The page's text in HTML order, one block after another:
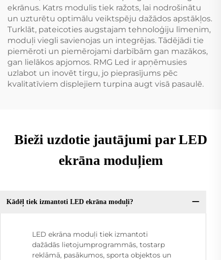
ekrānus. Katrs modulis tiek ražots, lai nodrošinātu
un uzturētu optimālu veiktspēju dažādos apstākļos.
Turklāt, pateicoties augstajam tehnoloģiju līmenim,
moduļi viegli savienojas un integrējas. Tādējādi tie
piemēroti un piemērojami darbībām gan mazākos,
gan lielākos apjomos. RMG Led ir apņēmusies
uzlabot un inovēt tirgu, jo pieprasījums pēc
kvalitatīviem displejiem turpina augt visā pasaulē.
Bieži uzdotie jautājumi par LED
ekrāna moduļiem
Kādēļ tiek izmantoti LED ekrāna moduļi?
LED ekrāna moduļi tiek izmantoti
dažādās lietojumprogrammās, tostarp
reklāmā, pasākumos, sporta objektos un